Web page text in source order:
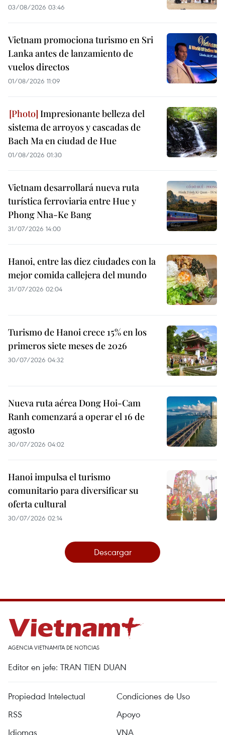
03/08/2026 03:46
Vietnam promociona turismo en Sri
Lanka antes de lanzamiento de
vuelos directos
01/08/2026 11:09
Impresionante belleza del
sistema de arroyos y cascadas de
Bach Ma en ciudad de Hue
01/08/2026 01:30
Vietnam desarrollará nueva ruta
turística ferroviaria entre Hue y
Phong Nha-Ke Bang
31/07/2026 14:00
Hanoi, entre las diez ciudades con la
mejor comida callejera del mundo
31/07/2026 02:04
Turismo de Hanoi crece 15% en los
primeros siete meses de 2026
30/07/2026 04:32
Nueva ruta aérea Dong Hoi-Cam
Ranh comenzará a operar el 16 de
agosto
30/07/2026 04:02
Hanoi impulsa el turismo
comunitario para diversificar su
oferta cultural
30/07/2026 02:14
Descargar
AGENCIA VIETNAMITA DE NOTICIAS
Editor en jefe: TRAN TIEN DUAN
Propiedad Intelectual
Condiciones de Uso
RSS
Apoyo
Idiomas
VNA